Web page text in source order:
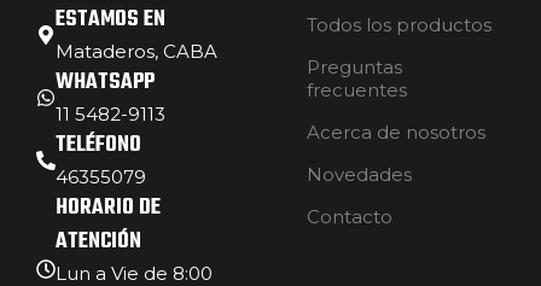
ESTAMOS EN
Mataderos, CABA
WHATSAPP
11 5482-9113
TELÉFONO
46355079
HORARIO DE
ATENCIÓN
Lun a Vie de 8:00
Todos los productos
Preguntas
frecuentes
Acerca de nosotros
Novedades
Contacto